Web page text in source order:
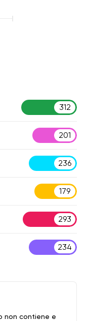
312
201
236
179
293
234
non contiene e